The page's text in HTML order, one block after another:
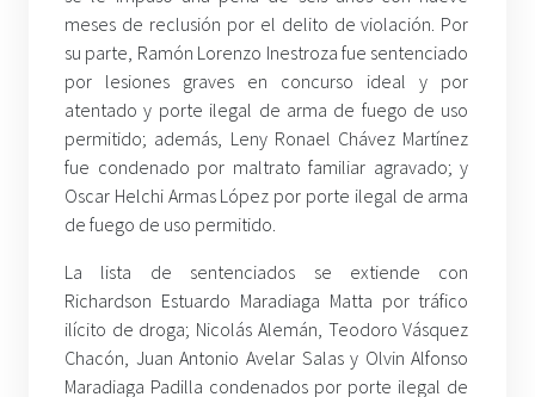
meses de reclusión por el delito de violación. Por
su parte, Ramón Lorenzo Inestroza fue sentenciado
por lesiones graves en concurso ideal y por
atentado y porte ilegal de arma de fuego de uso
permitido; además, Leny Ronael Chávez Martínez
fue condenado por maltrato familiar agravado; y
Oscar Helchi Armas López por porte ilegal de arma
de fuego de uso permitido.
La lista de sentenciados se extiende con
Richardson Estuardo Maradiaga Matta por tráfico
ilícito de droga; Nicolás Alemán, Teodoro Vásquez
Chacón, Juan Antonio Avelar Salas y Olvin Alfonso
Maradiaga Padilla condenados por porte ilegal de